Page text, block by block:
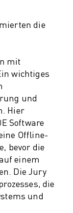
die
mit
wichtiges
und
Hier
Software
Offline-
bevor die
einem
Die Jury
die
und